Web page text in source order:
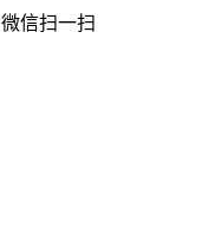
微信扫一扫